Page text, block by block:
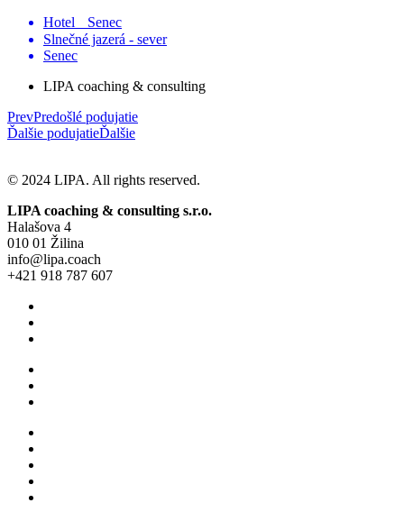
Hotel Senec
Slnečné jazerá - sever
Senec
LIPA coaching & consulting
PrevPredošlé podujatie
Ďalšie podujatieĎalšie
© 2024 LIPA. All rights reserved.
LIPA coaching & consulting s.r.o.
Halašova 4
010 01 Žilina
info@lipa.coach
+421 918 787 607